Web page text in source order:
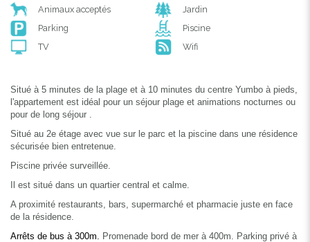
Animaux acceptés
Jardin
Parking
Piscine
TV
Wifi
Situé à 5 minutes de la plage et à 10 minutes du centre Yumbo à pieds,
l'appartement est idéal pour un séjour plage et animations nocturnes ou
pour de long séjour .
Situé au 2e étage avec vue sur le parc et la piscine dans une résidence
sécurisée bien entretenue.
Piscine privée surveillée.
Il est situé dans un quartier central et calme.
A proximité restaurants, bars, supermarché et pharmacie juste en face
de la résidence.
Arrêts de bus à 300m.
Promenade bord de mer à 400m.
Parking privé à